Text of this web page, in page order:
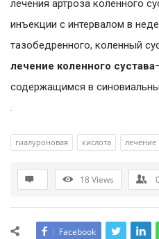
лечения артроза коленного
инъекции с интервалом в
тазобедренного, коленный
лечение коленного сустава
содержащимся в
.
гиалуроновая кислота лечение
18Views
Facebook